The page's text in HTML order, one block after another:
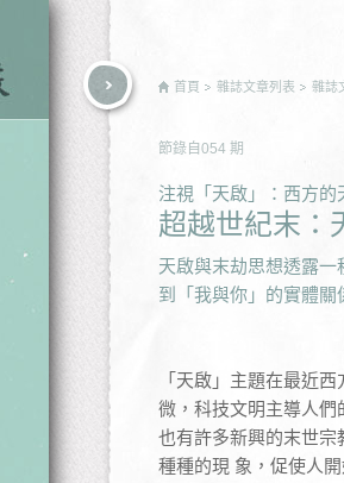
首頁 雜誌文章列表 雜誌
節錄自 054 期
注視「天啟」：西方的
超越世紀末：
天啟與末劫思想透露
到「我與你」的實體
「天啟」主題在最近
微，科技文明主導人
也有許多新興的末世
種種的現 象，促使人